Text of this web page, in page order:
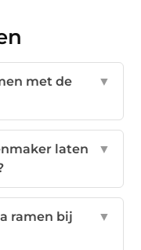
met de
▼
laten
▼
ramen bij
▼